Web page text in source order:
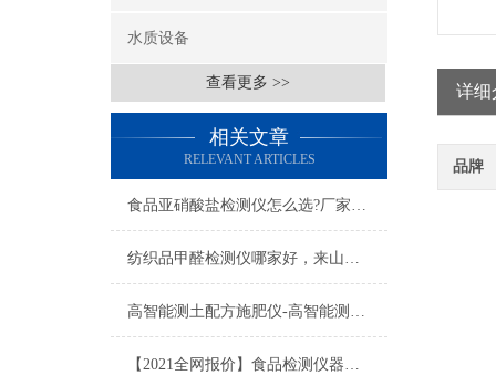
水质设备
查看更多 >>
相关文章
RELEVANT ARTICLES
食品亚硝酸盐检测仪怎么选?厂家性价比对比与客户实测反馈
纺织品甲醛检测仪哪家好，来山东云唐选择纺织品甲醛检测仪，让选择不再困难
高智能测土配方施肥仪-高智能测土配方施肥仪-高智能测土配方施肥仪
【2021全网报价】食品检测仪器设备多少钱一台
详细
品牌